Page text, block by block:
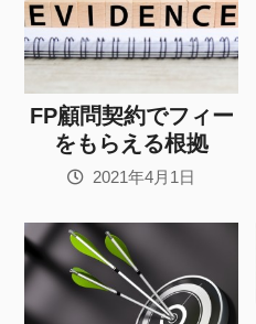
FP顧問契約でフィー
をもらえる根拠
2021年4月1日